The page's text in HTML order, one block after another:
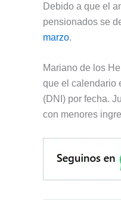
Debido a que el
pensionados se
marzo.
Mariano de los
que el calendario
(DNI) por fecha.
con menores